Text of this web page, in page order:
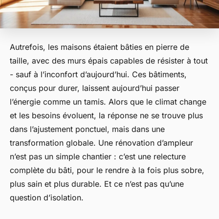
Autrefois, les maisons étaient bâties en pierre de
taille, avec des murs épais capables de résister à tout
- sauf à l’inconfort d’aujourd’hui. Ces bâtiments,
conçus pour durer, laissent aujourd’hui passer
l’énergie comme un tamis. Alors que le climat change
et les besoins évoluent, la réponse ne se trouve plus
dans l’ajustement ponctuel, mais dans une
transformation globale. Une rénovation d’ampleur
n’est pas un simple chantier : c’est une relecture
complète du bâti, pour le rendre à la fois plus sobre,
plus sain et plus durable. Et ce n’est pas qu’une
question d’isolation.